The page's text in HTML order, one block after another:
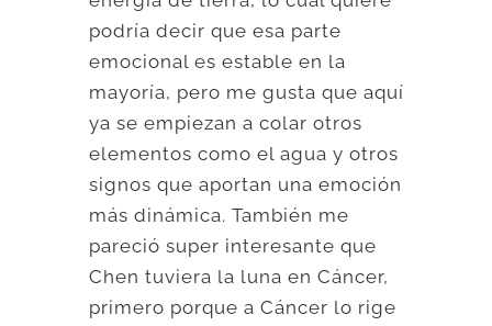
podría decir que esa parte
emocional es estable en la
mayoría, pero me gusta que aquí
ya se empiezan a colar otros
elementos como el agua y otros
signos que aportan una emoción
más dinámica. También me
pareció super interesante que
Chen tuviera la luna en Cáncer,
primero porque a Cáncer lo rige